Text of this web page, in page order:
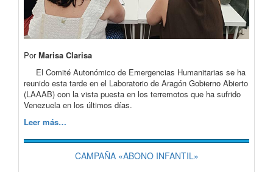
PorMarisa Clarisa
El Comité Autonómico de Emergencias Humanitarias se ha
reunido esta tarde en el Laboratorio de Aragón Gobierno Abierto
(LAAAB) con la vista puesta en los terremotos que ha sufrido
Venezuela en los últimos días.
Leer más…
CAMPAÑA «ABONO INFANTIL»